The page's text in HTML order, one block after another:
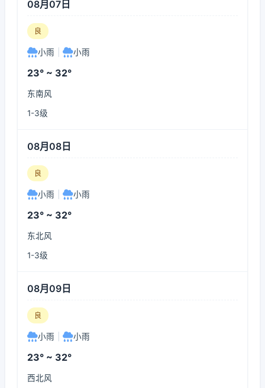
08月07日
良
小雨 小雨
23° ~ 32°
东南风
1-3级
08月08日
良
小雨 小雨
23° ~ 32°
东北风
1-3级
08月09日
良
小雨 小雨
23° ~ 32°
西北风